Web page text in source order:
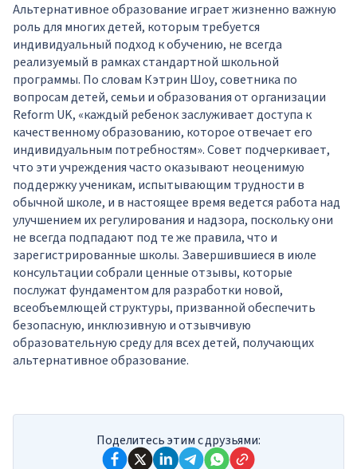
Альтернативное образование играет жизненно важную
роль для многих детей, которым требуется
индивидуальный подход к обучению, не всегда
реализуемый в рамках стандартной школьной
программы. По словам Кэтрин Шоу, советника по
вопросам детей, семьи и образования от организации
Reform UK, «каждый ребенок заслуживает доступа к
качественному образованию, которое отвечает его
индивидуальным потребностям». Совет подчеркивает,
что эти учреждения часто оказывают неоценимую
поддержку ученикам, испытывающим трудности в
обычной школе, и в настоящее время ведется работа над
улучшением их регулирования и надзора, поскольку они
не всегда подпадают под те же правила, что и
зарегистрированные школы. Завершившиеся в июле
консультации собрали ценные отзывы, которые
послужат фундаментом для разработки новой,
всеобъемлющей структуры, призванной обеспечить
безопасную, инклюзивную и отзывчивую
образовательную среду для всех детей, получающих
альтернативное образование.
Поделитесь этим с друзьями: